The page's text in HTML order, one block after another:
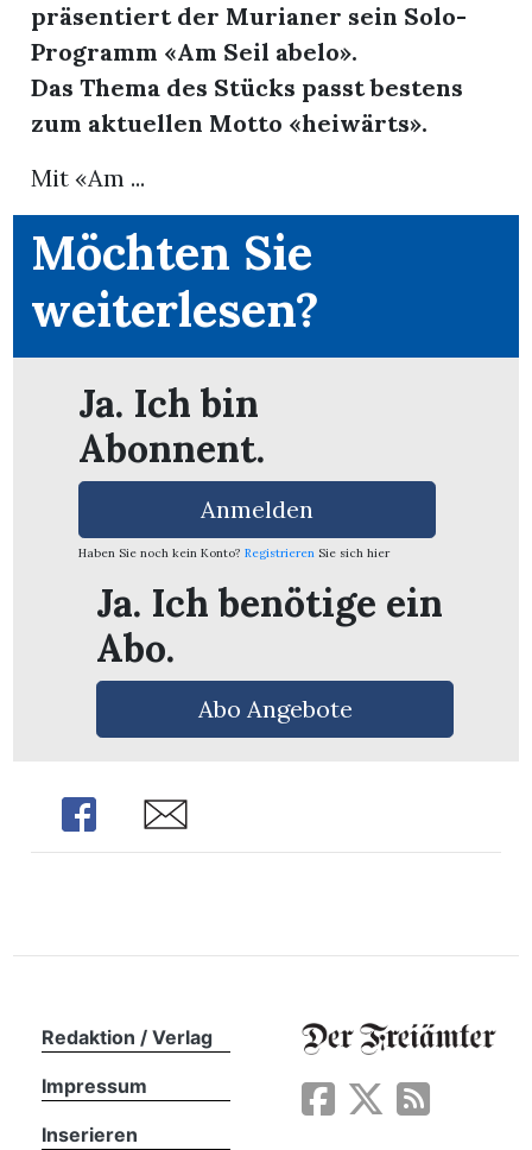
präsentiert der Murianer sein Solo-
Programm «Am Seil abelo».
Das Thema des Stücks passt bestens
zum aktuellen Motto «heiwärts».
Mit «Am ...
Möchten Sie
weiterlesen?
Ja. Ich bin
Abonnent.
Anmelden
Haben Sie noch kein Konto? Registrieren Sie sich hier
Ja. Ich benötige ein
Abo.
Abo Angebote
Share Share
Redaktion / Verlag
Impressum
Inserieren